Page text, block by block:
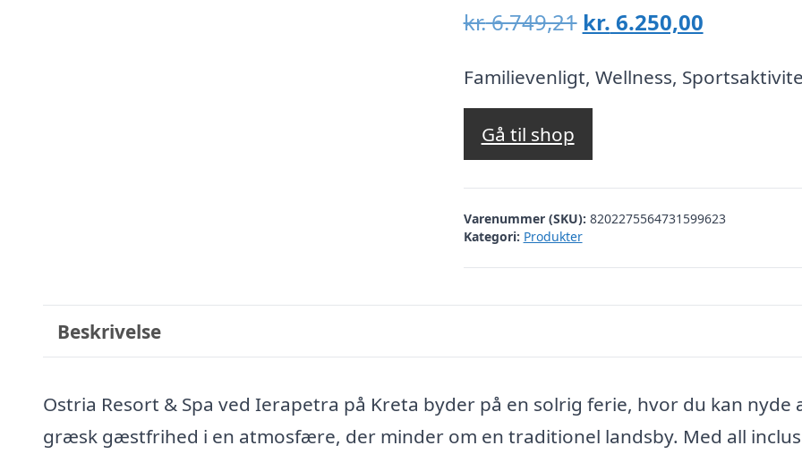
kr.6.749,21 Den
pris
var:
kr. 6.250,00Den
pris
Familievenligt, Wellness,
Gå til shop
Varenummer (SKU): 8202275564731599623
Kategori: Produkter
Beskrivelse
Ostria Resort & Spa ved Ierapetra på Kreta byder på en solrig ferie, hvor du kan nyde
græsk gæstfrihed i en atmosfære, der minder om en traditionel landsby. Med all